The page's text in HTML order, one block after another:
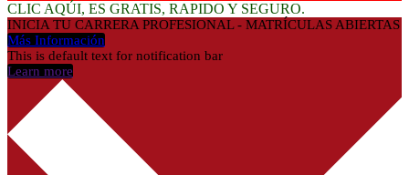
CLIC AQÚI, ES GRATIS, RAPIDO Y SEGURO.
INICIA TU CARRERA PROFESIONAL - MATRÍCULAS ABIERTAS
Más Información
This is default text for notification bar
Learn more